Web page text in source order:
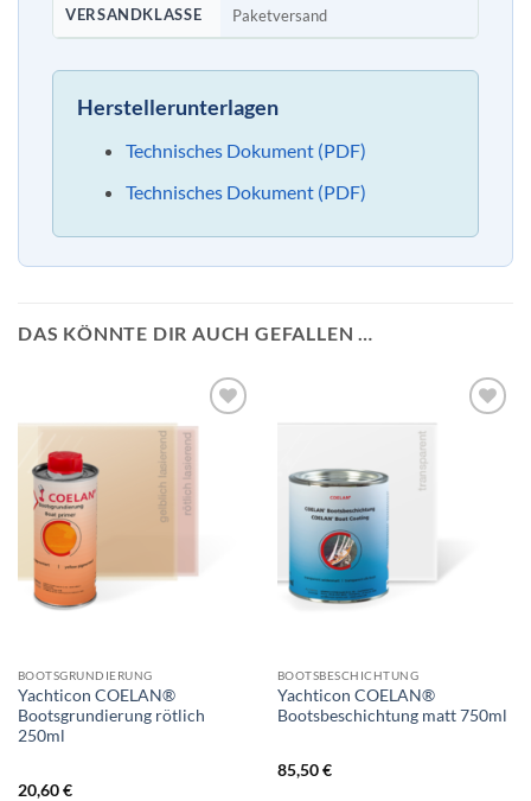
VERSANDKLASSE Paketversand
Herstellerunterlagen
Technisches Dokument (PDF)
Technisches Dokument (PDF)
DAS KÖNNTE DIR AUCH GEFALLEN …
BOOTSGRUNDIERUNG
Yachticon COELAN®
Bootsgrundierung rötlich
250ml
20,60€
BOOTSBESCHICHTUNG
Yachticon COELAN®
Bootsbeschichtung matt 750ml
85,50€